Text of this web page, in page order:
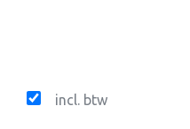
incl. btw